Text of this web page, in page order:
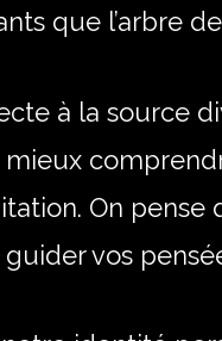
que l’arbre
à la source
On pense
vos